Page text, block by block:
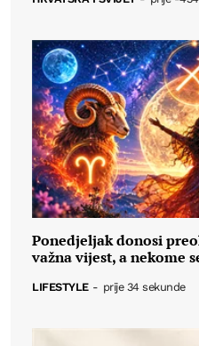
Ponedjeljak donosi
važna vijest, a nekome
LIFESTYLE - prije 34 sekunde